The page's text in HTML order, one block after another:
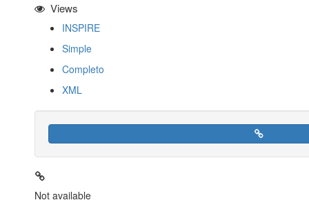
Views
INSPIRE
Simple
Completo
XML
Not available